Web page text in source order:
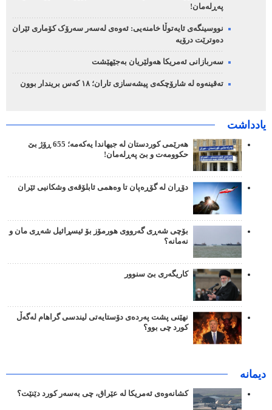
پەڕلەمان!
نووسینگەی ئایەتوڵا خامنەیی: ئەوەی لەسەر سەرۆک کۆماری ئێران
دەوترێت درۆیە
سەربازانی ئەمریکا هەولێریان بەجێهێشت
تەقینەوە لە شارۆچکەی پیشەسازی تاران؛ ١٨ کەس بریندار بوون
یادداشت
هەرێمی کوردستان لە جیهاندا یەکەمە؛ 655 ڕۆژ بێ
حکوومەت و بێ پەڕلەمان!
دۆڕان لە گۆڕەپان تا وەهمی ئابلۆقەی وشکانیی ئێران
بۆچی شەڕی گەرووی هورمۆز بۆ ئیسڕائیل شەڕی مان و
نەمانە؟
کاریگەری بێ سنوور
نهێنی پشت پەردەی دۆستایەتی لیندسی گراهام لەگەڵ
کورد چی بوو؟
دیمانە
کشانەوەی ئەمریکا لە عێراق، چی بەسەر کورد دێنێت؟